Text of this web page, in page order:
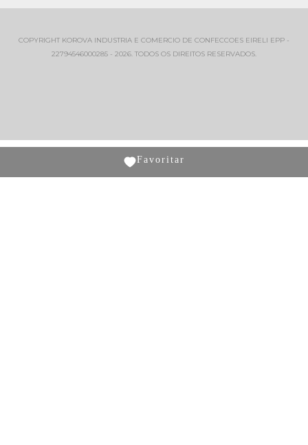
COPYRIGHT KOROVA INDUSTRIA E COMERCIO DE CONFECCOES EIRELI EPP -
22794546000285 - 2026. TODOS OS DIREITOS RESERVADOS.